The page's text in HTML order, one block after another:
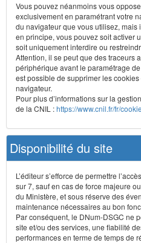
Vous pouvez néanmoins vous
exclusivement en paramétrant votre
du navigateur que vous utilisez,
en principe, vous pouvez soit activer
soit uniquement interdire ou
Attention, il se peut que des traceurs
périphérique avant le paramétrage
est possible de supprimer les
navigateur.
Pour plus d’informations sur la
de la CNIL :https://www.cnil.fr/fr/
Disponibilité du site
L’éditeur s’efforce de permettre
sur 7, sauf en cas de force majeure
du Ministère, et sous réserve des
maintenance nécessaires au bon
Par conséquent, le DNum-DSGC ne
site et/ou des services, une fiabilité
performances en terme de temps de